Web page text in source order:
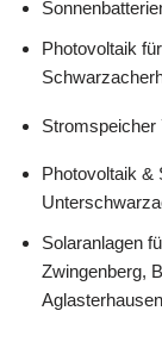
Photovoltaik
Stromspeicher
Photovoltaik &
Solaranlagen
Zwingenberg,